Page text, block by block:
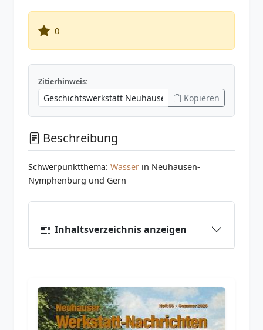
0
Zitierhinweis:
Kopieren
Beschreibung
Schwerpunktthema: Wasser in Neuhausen-
Nymphenburg und Gern
Inhaltsverzeichnis anzeigen